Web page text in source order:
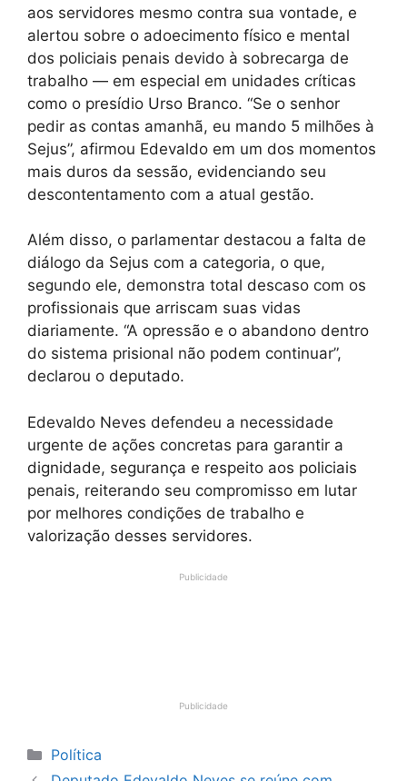
aos servidores mesmo contra sua vontade, e
alertou sobre o adoecimento físico e mental
dos policiais penais devido à sobrecarga de
trabalho — em especial em unidades críticas
como o presídio Urso Branco. “Se o senhor
pedir as contas amanhã, eu mando 5 milhões à
Sejus”, afirmou Edevaldo em um dos momentos
mais duros da sessão, evidenciando seu
descontentamento com a atual gestão.
Além disso, o parlamentar destacou a falta de
diálogo da Sejus com a categoria, o que,
segundo ele, demonstra total descaso com os
profissionais que arriscam suas vidas
diariamente. “A opressão e o abandono dentro
do sistema prisional não podem continuar”,
declarou o deputado.
Edevaldo Neves defendeu a necessidade
urgente de ações concretas para garantir a
dignidade, segurança e respeito aos policiais
penais, reiterando seu compromisso em lutar
por melhores condições de trabalho e
valorização desses servidores.
Publicidade
Publicidade
Categorias
Política